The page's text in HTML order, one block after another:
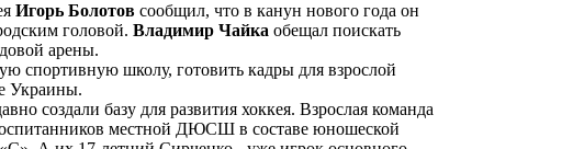
Игорь Болотов сообщил, что в канун нового года он
головой. Владимир Чайка обещал поискать
арены.
спортивную школу, готовить кадры для взрослой
Украины.
создали базу для развития хоккея. Взрослая команда
местной ДЮСШ в составе юношеской